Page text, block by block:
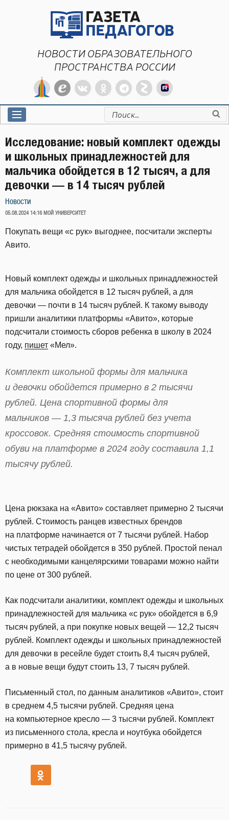
НОВОСТИ ОБРАЗОВАТЕЛЬНОГО
ПРОСТРАНСТВА РОССИИ
Искать:
Исследование: новый комплект одежды
и школьных принадлежностей для
мальчика обойдется в 12 тысяч, а для
девочки — в 14 тысяч рублей
Новости
ОПУБЛИКОВАНО
05.08.2024 14:16 МОЙ УНИВЕРСИТЕТ
Покупать вещи «с рук» выгоднее, посчитали эксперты
Авито.
Новый комплект одежды и школьных принадлежностей
для мальчика обойдется в 12 тысяч рублей, а для
девочки — почти в 14 тысяч рублей. К такому выводу
пришли аналитики платформы «Авито», которые
подсчитали стоимость сборов ребенка в школу в 2024
году, пишет «Мел».
Комплект школьной формы для мальчика
и девочки обойдется примерно в 2 тысячи
рублей. Цена спортивной формы для
мальчиков — 1,3 тысяча рублей без учета
кроссовок. Средняя стоимость спортивной
обуви на платформе в 2024 году составила 1,1
тысячу рублей.
Цена рюкзака на «Авито» составляет примерно 2 тысячи
рублей. Стоимость ранцев известных брендов
на платформе начинается от 7 тысячи рублей. Набор
чистых тетрадей обойдется в 350 рублей. Простой пенал
с необходимыми канцелярскими товарами можно найти
по цене от 300 рублей.
Как подсчитали аналитики, комплект одежды и школьных
принадлежностей для мальчика «с рук» обойдется в 6,9
тысяч рублей, а при покупке новых вещей — 12,2 тысяч
рублей. Комплект одежды и школьных принадлежностей
для девочки в ресейле будет стоить 8,4 тысяч рублей,
а в новые вещи будут стоить 13, 7 тысяч рублей.
Письменный стол, по данным аналитиков «Авито», стоит
в среднем 4,5 тысячи рублей. Средняя цена
на компьютерное кресло — 3 тысячи рублей. Комплект
из письменного стола, кресла и ноутбука обойдется
примерно в 41,5 тысячу рублей.